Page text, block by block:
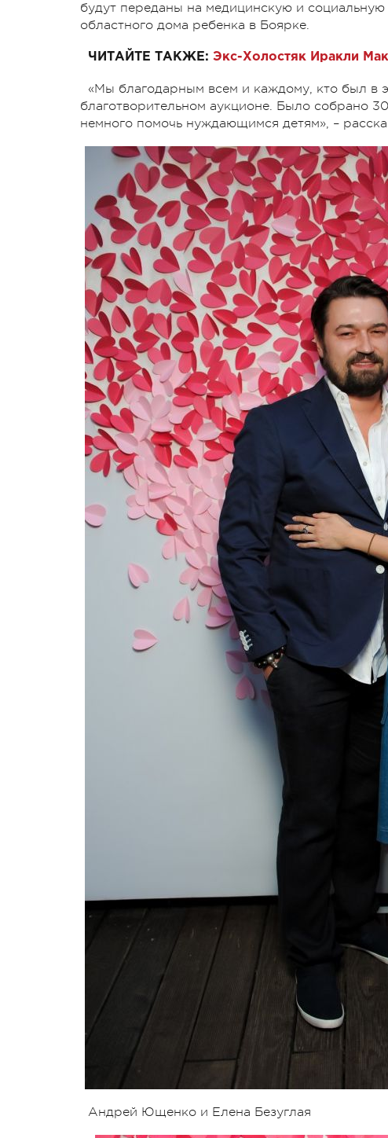
будут переданы на медицинскую и
областного дома ребенка в Боярке.
ЧИТАЙТЕ ТАКЖЕ: Экс-Холостяк Иракли
«Мы благодарным всем и каждому, кто был в
благотворительном аукционе. Было собрано
немного помочь нуждающимся детям», –
Андрей Ющенко и Елена Безуглая